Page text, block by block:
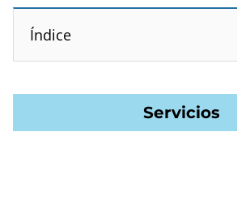
Índice
Servicios